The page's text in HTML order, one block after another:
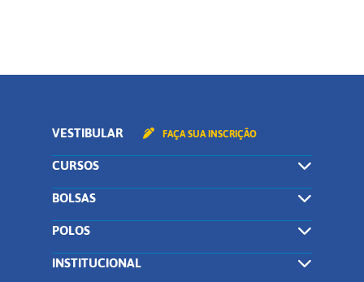
VESTIBULAR FAÇA SUA INSCRIÇÃO
CURSOS
BOLSAS
POLOS
INSTITUCIONAL